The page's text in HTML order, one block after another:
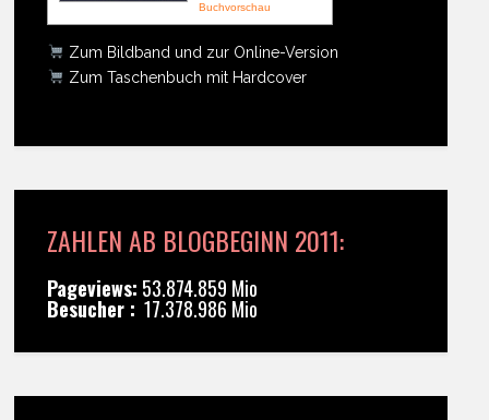
Buchvorschau
Zum Bildband und zur Online-Version
Zum Taschenbuch mit Hardcover
ZAHLEN AB BLOGBEGINN 2011:
Pageviews: 53.874.859 Mio
Besucher : 17.378.986 Mio